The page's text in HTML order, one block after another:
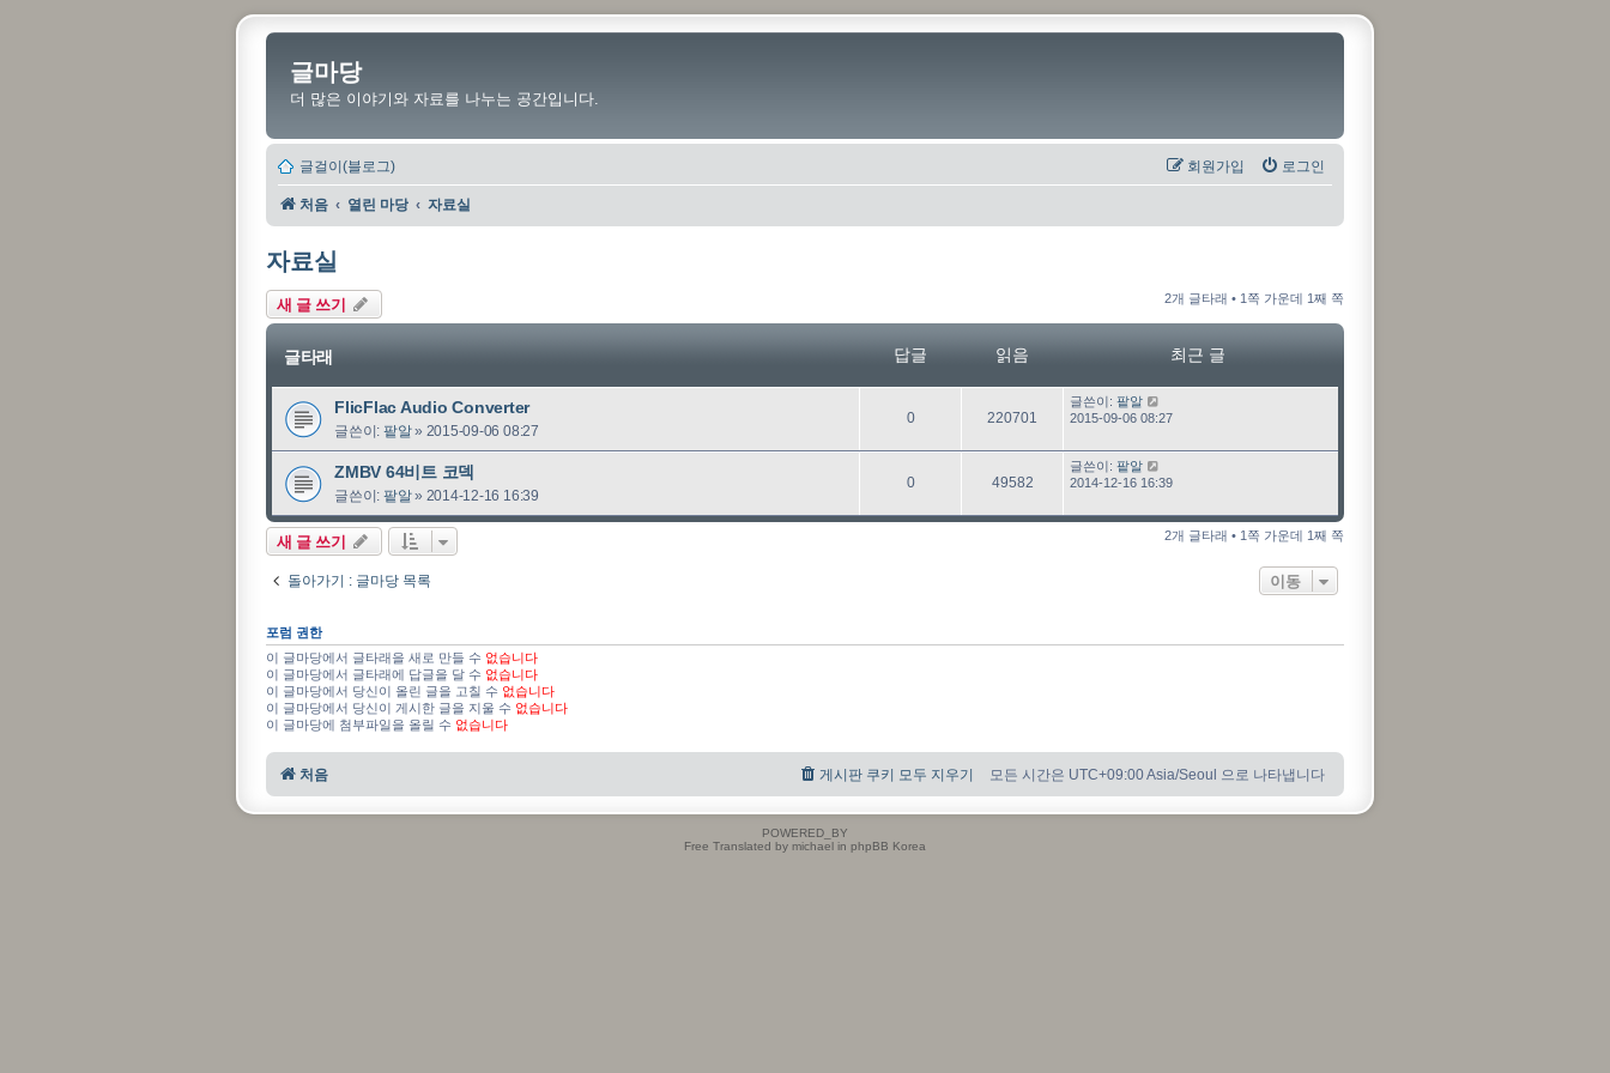
글마당
더 많은 이야기와 자료를 나누는 공간입니다.
글걸이(블로그) 로그인
회원가입
처음 열린 마당 자료실
자료실
새 글 쓰기 2개 글타래 • 1쪽 가운데 1째 쪽
글타래 답글 읽음 최근 글
FlicFlac Audio Converter
글쓴이: 팥알» 2015-09-06 08:27
0답
글
220701
음
최근 글
글쓴이: 팥알
2015-09-06 08:27
ZMBV 64비트 코덱
글쓴이: 팥알» 2014-12-16 16:39
0답
글
49582읽
음
최근 글
글쓴이: 팥알
2014-12-16 16:39
새 글 쓰기 2개 글타래 • 1쪽 가운데 1째 쪽
돌아가기 : 글마당 목록 이동
포럼 권한
이 글마당에서 글타래을 새로 만들 수 없습니다
이 글마당에서 글타래에 답글을 달 수 없습니다
이 글마당에서 당신이 올린 글을 고칠 수 없습니다
이 글마당에서 당신이 게시한 글을 지울 수 없습니다
이 글마당에 첨부파일을 올릴 수 없습니다
처음 모든 시간은 UTC+09:00 Asia/Seoul 으로 나타냅니다
게시판 쿠키 모두 지우기
POWERED_BY
Free Translated by michael in phpBB Korea